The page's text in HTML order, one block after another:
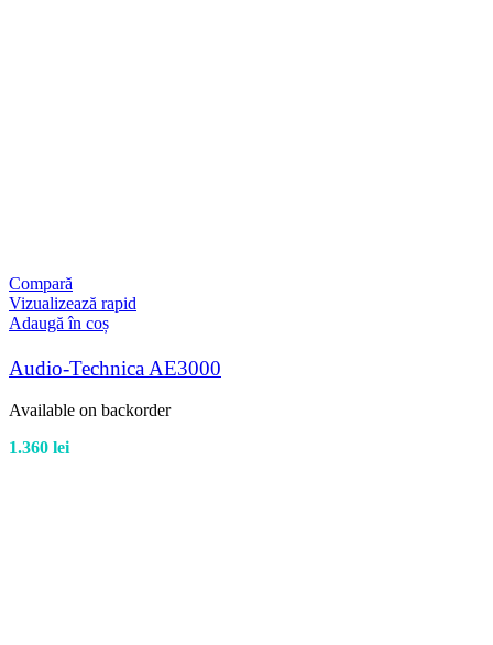
Compară
Vizualizează rapid
Adaugă în coș
Audio-Technica AE3000
Available on backorder
1.360 lei